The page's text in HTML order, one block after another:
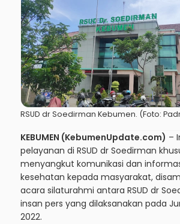
RSUD dr Soedirman Kebumen. (Foto:
KEBUMEN (KebumenUpdate.com) –
pelayanan di RSUD dr Soedirman
menyangkut komunikasi dan
kesehatan kepada masyarakat,
acara silaturahmi antara RSUD dr
insan pers yang dilaksanakan pada
2022.